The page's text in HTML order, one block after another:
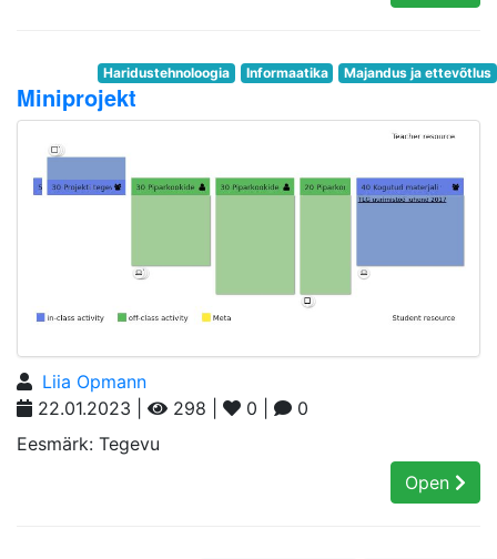
Haridustehnoloogia Informaatika Majandus ja ettevõtlus
Miniprojekt
Liia Opmann
22.01.2023 |
298 | 0 |
0
Eesmärk: Tegevu
Open